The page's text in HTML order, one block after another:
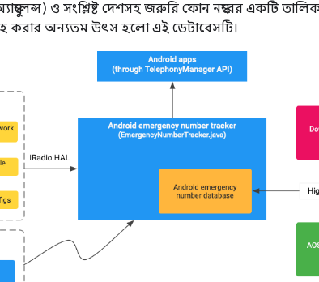
ও সংশ্লিষ্ট দেশসহ জরুরি ফোন নম্বরের একটি
করার অন্যতম উৎস হলো এই ডেটাবেসটি।